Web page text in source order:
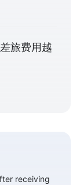
旅费用越
receiving